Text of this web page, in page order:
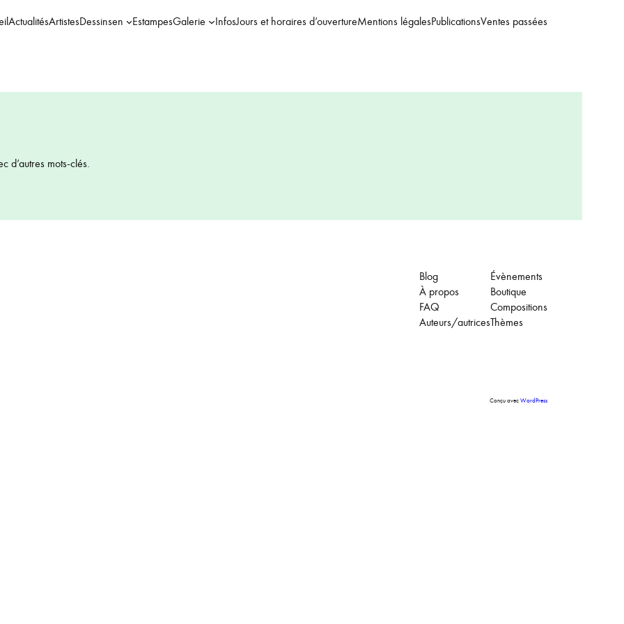
ActualitésArtistesDessinsen EstampesGalerie InfosJours et horaires d’ouvertureMentions légalesPublicationsVentes passées
d’autres mots-clés.
Blog
À propos
FAQ
Auteurs/autrices
Évènements
Boutique
Compositions
Thèmes
Conçu avecWordPress